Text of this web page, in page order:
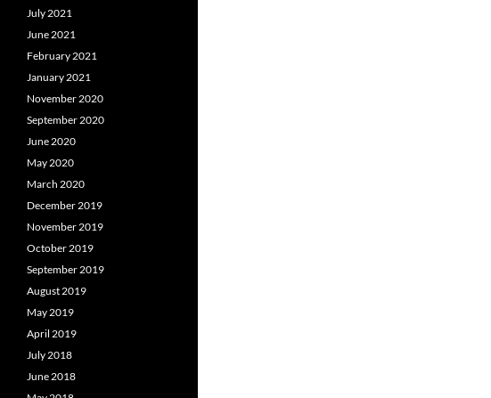
July 2021
June 2021
February 2021
January 2021
November 2020
September 2020
June 2020
May 2020
March 2020
December 2019
November 2019
October 2019
September 2019
August 2019
May 2019
April 2019
July 2018
June 2018